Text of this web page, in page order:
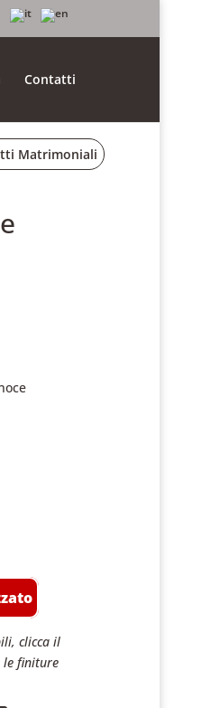
Contatti
Matrimoniali
clicca il
le finiture